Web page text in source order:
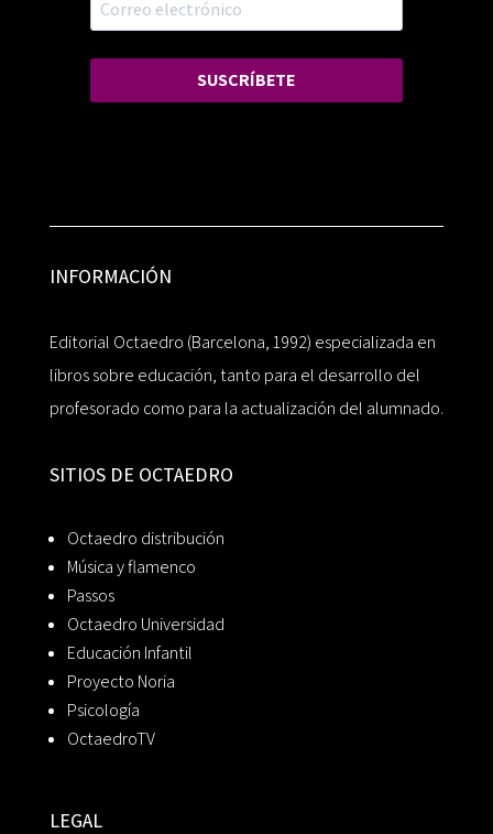
SUSCRÍBETE
INFORMACIÓN
Editorial Octaedro (Barcelona, 1992) especializada en
libros sobre educación, tanto para el desarrollo del
profesorado como para la actualización del alumnado.
SITIOS DE OCTAEDRO
Octaedro distribución
Música y flamenco
Passos
Octaedro Universidad
Educación Infantil
Proyecto Noria
Psicología
OctaedroTV
LEGAL